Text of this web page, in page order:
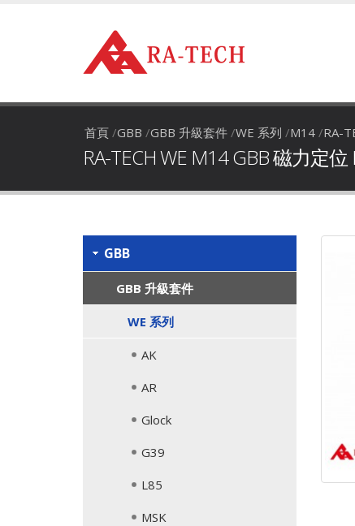
首頁 /GBB /GBB 升級套件 /WE 系列 /M14 /RA-
RA-TECH WE M14 GBB 磁力定
GBB
GBB 升級套件
WE 系列
AK
AR
Glock
G39
L85
MSK